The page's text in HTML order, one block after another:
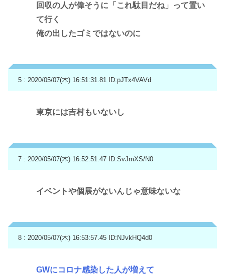
回収の人が偉そうに「これ駄目だね」って置い
て行く
俺の出したゴミではないのに
5 : 2020/05/07(木) 16:51:31.81 ID:pJTx4VAVd
東京には吉村もいないし
7 : 2020/05/07(木) 16:52:51.47 ID:SvJmXS/N0
イベントや個展がないんじゃ意味ないな
8 : 2020/05/07(木) 16:53:57.45 ID:NJvkHQ4d0
GWにコロナ感染した人が増えて